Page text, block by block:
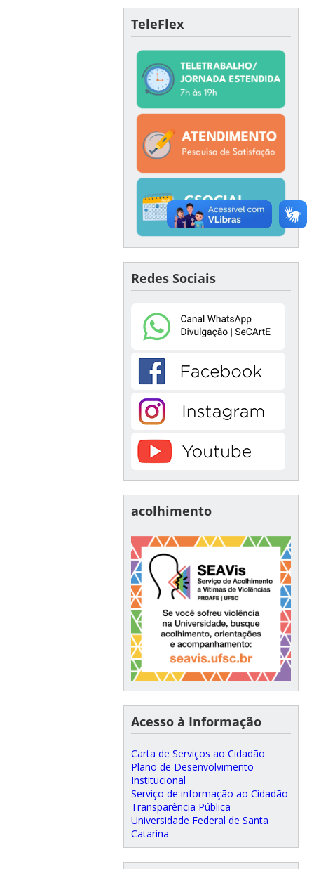
TeleFlex
Redes Sociais
acolhimento
Acesso à Informação
Carta de Serviços ao Cidadão
Plano de Desenvolvimento
Institucional
Serviço de informação ao Cidadão
Transparência Pública
Universidade Federal de Santa
Catarina